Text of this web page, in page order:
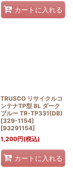
カートに入れる
TRUSCO リサイクルコ
ンテナTP型 8L ダーク
ブルー TR-TP331(DB)
[329-1154]
[93291154]
1,200円(税込)
カートに入れる